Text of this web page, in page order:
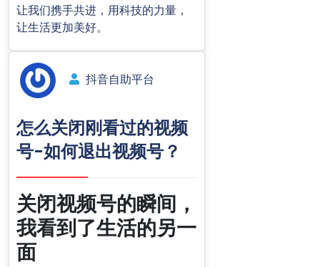
让我们携手共进，用科技的力量，
让生活更加美好。
抖音自助平台
怎么关闭刚看过的视频
号-如何退出视频号？
关闭视频号的瞬间，
我看到了生活的另一
面